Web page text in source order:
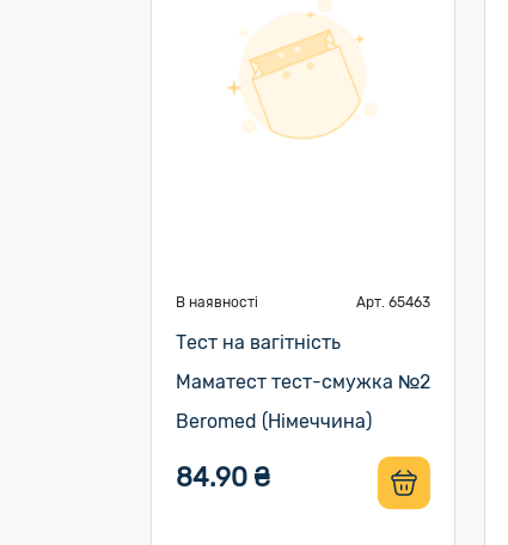
В наявності Арт. 65463
Тест на вагітність
Маматест тест-смужка №2
Beromed (Німеччина)
84.90 ₴